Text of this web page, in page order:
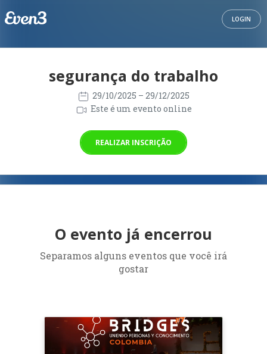
LOGIN
segurança do trabalho
29/10/2025 – 29/12/2025
Este é um evento online
REALIZAR INSCRIÇÃO
O evento já encerrou
Separamos alguns eventos que você irá
gostar